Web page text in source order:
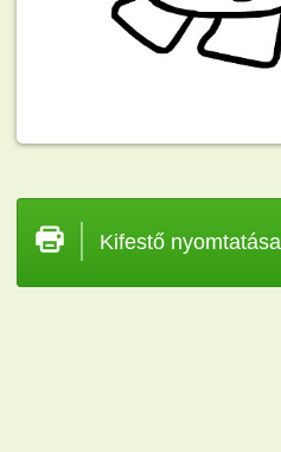
Kifestő nyomtatása